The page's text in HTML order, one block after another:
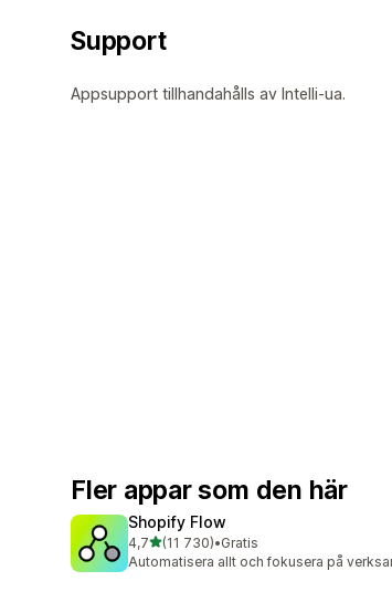
Support
Appsupport tillhandahålls av Intelli-ua.
Fler appar som den här
Shopify Flow
4,7av 5 stjärnor
(11 730)
11730 recensioner totalt
•Gratis
Automatisera allt och fokusera på